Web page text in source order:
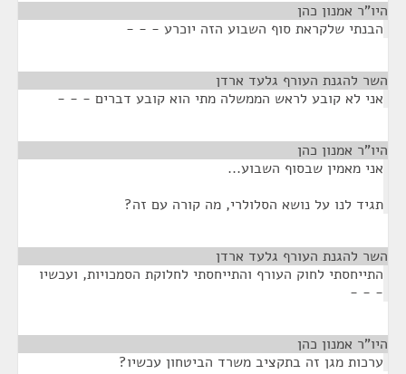
היו"ר אמנון כהן
הבנתי שלקראת סוף השבוע הזה יוכרע - - -
השר להגנת העורף גלעד ארדן
אני לא קובע לראש הממשלה מתי הוא קובע דברים - - -
היו"ר אמנון כהן
אני מאמין שבסוף השבוע...
תגיד לנו על נושא הסלולרי, מה קורה עם זה?
השר להגנת העורף גלעד ארדן
התייחסתי לחוק העורף והתייחסתי לחלוקת הסמכויות, ועכשיו
- - -
היו"ר אמנון כהן
ערכות מגן זה בתקציב משרד הביטחון עכשיו?